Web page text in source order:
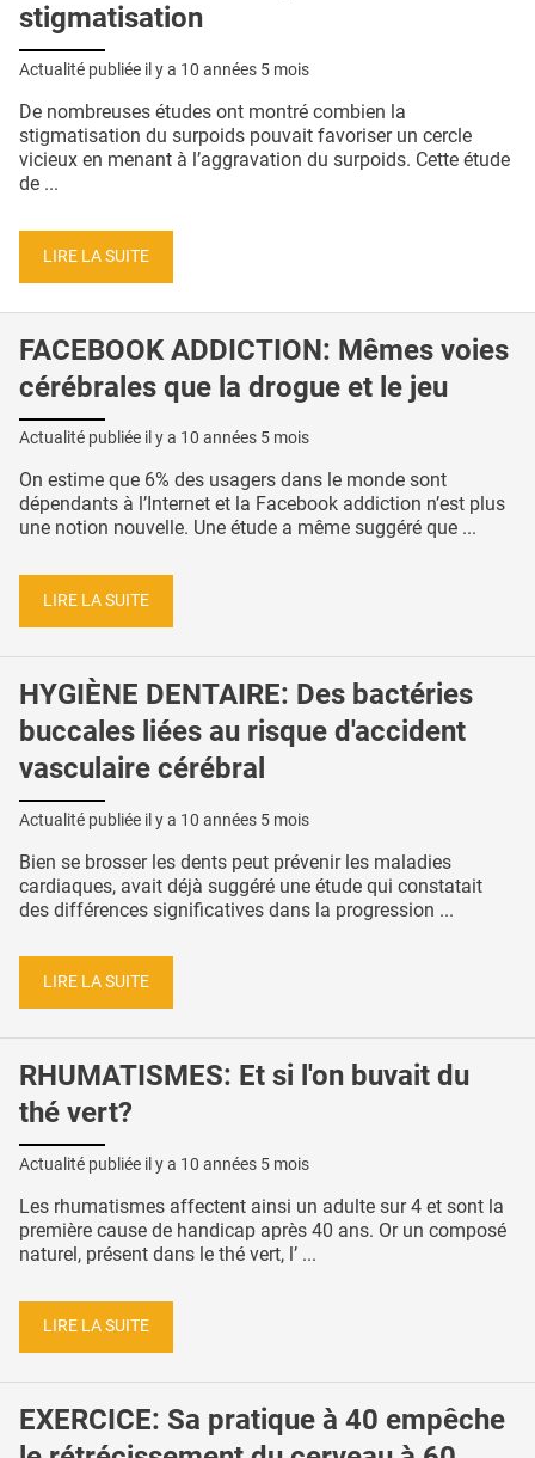
stigmatisation
Actualité publiée il y a 10 années 5 mois
De nombreuses études ont montré combien la
stigmatisation du surpoids pouvait favoriser un cercle
vicieux en menant à l’aggravation du surpoids. Cette étude
de ...
LIRE LA SUITE
FACEBOOK ADDICTION: Mêmes voies
cérébrales que la drogue et le jeu
Actualité publiée il y a 10 années 5 mois
On estime que 6% des usagers dans le monde sont
dépendants à l’Internet et la Facebook addiction n’est plus
une notion nouvelle. Une étude a même suggéré que ...
LIRE LA SUITE
HYGIÈNE DENTAIRE: Des bactéries
buccales liées au risque d'accident
vasculaire cérébral
Actualité publiée il y a 10 années 5 mois
Bien se brosser les dents peut prévenir les maladies
cardiaques, avait déjà suggéré une étude qui constatait
des différences significatives dans la progression ...
LIRE LA SUITE
RHUMATISMES: Et si l'on buvait du
thé vert?
Actualité publiée il y a 10 années 5 mois
Les rhumatismes affectent ainsi un adulte sur 4 et sont la
première cause de handicap après 40 ans. Or un composé
naturel, présent dans le thé vert, l’ ...
LIRE LA SUITE
EXERCICE: Sa pratique à 40 empêche